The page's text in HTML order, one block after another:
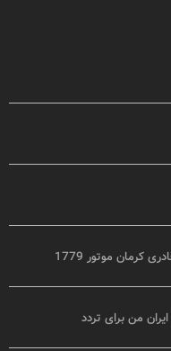
کرمان موتور 1779
من برای تردد